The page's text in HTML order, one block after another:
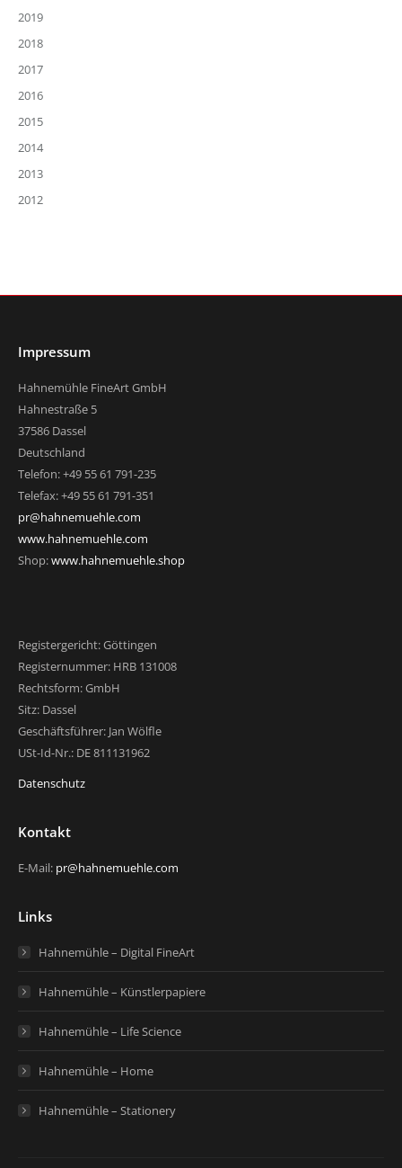
2019
2018
2017
2016
2015
2014
2013
2012
Impressum
Hahnemühle FineArt GmbH
Hahnestraße 5
37586 Dassel
Deutschland
Telefon: +49 55 61 791-235
Telefax: +49 55 61 791-351
pr@hahnemuehle.com
www.hahnemuehle.com
Shop:www.hahnemuehle.shop
Registergericht: Göttingen
Registernummer: HRB 131008
Rechtsform: GmbH
Sitz: Dassel
Geschäftsführer: Jan Wölfle
USt-Id-Nr.: DE 811131962
Datenschutz
Kontakt
E-Mail: pr@hahnemuehle.com
Links
Hahnemühle – Digital FineArt
Hahnemühle – Künstlerpapiere
Hahnemühle – Life Science
Hahnemühle – Home
Hahnemühle – Stationery